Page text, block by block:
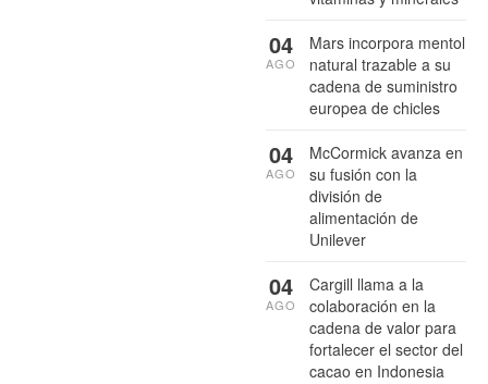
Mars incorpora mentol
natural trazable a su
cadena de suministro
europea de chicles
04
AGO
McCormick avanza en
su fusión con la
división de
alimentación de
Unilever
04
AGO
Cargill llama a la
colaboración en la
cadena de valor para
fortalecer el sector del
cacao en Indonesia
04
AGO